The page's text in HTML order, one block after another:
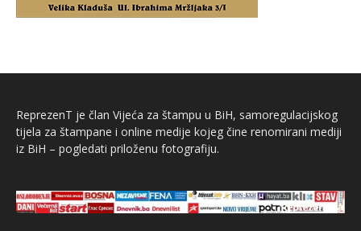
ReprezenT je član Vijeća za štampu u BiH, samoregulacijskog
tijela za štampane i online medije kojeg čine renomirani mediji
iz BiH – pogledati priloženu fotografiju.